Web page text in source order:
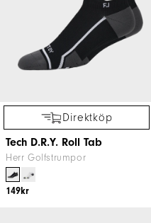
Direktköp
Tech D.R.Y. Roll Tab
Herr Golfstrumpor
149kr